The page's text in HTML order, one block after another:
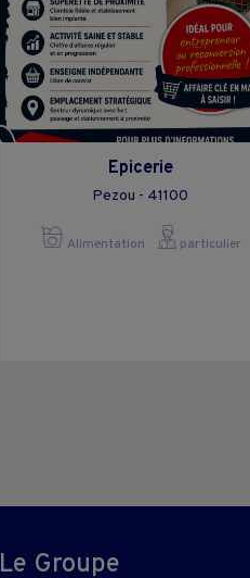
Epicerie
Pezou - 41100
Alimentation particulier
Le Groupe